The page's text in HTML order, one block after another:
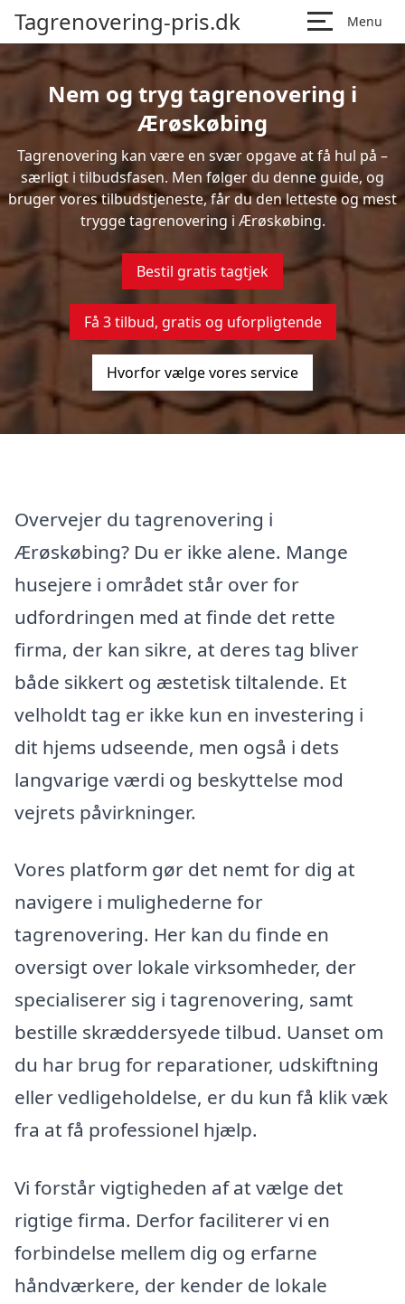
Tagrenovering-pris.dk Menu
Nem og tryg tagrenovering i
Ærøskøbing
Tagrenovering kan være en svær opgave at få hul på –
særligt i tilbudsfasen. Men følger du denne guide, og
bruger vores tilbudstjeneste, får du den letteste og mest
trygge tagrenovering i Ærøskøbing.
Bestil gratis tagtjek
Få 3 tilbud, gratis og uforpligtende
Hvorfor vælge vores service
Overvejer du tagrenovering i
Ærøskøbing? Du er ikke alene. Mange
husejere i området står over for
udfordringen med at finde det rette
firma, der kan sikre, at deres tag bliver
både sikkert og æstetisk tiltalende. Et
velholdt tag er ikke kun en investering i
dit hjems udseende, men også i dets
langvarige værdi og beskyttelse mod
vejrets påvirkninger.
Vores platform gør det nemt for dig at
navigere i mulighederne for
tagrenovering. Her kan du finde en
oversigt over lokale virksomheder, der
specialiserer sig i tagrenovering, samt
bestille skræddersyede tilbud. Uanset om
du har brug for reparationer, udskiftning
eller vedligeholdelse, er du kun få klik væk
fra at få professionel hjælp.
Vi forstår vigtigheden af at vælge det
rigtige firma. Derfor faciliterer vi en
forbindelse mellem dig og erfarne
håndværkere, der kender de lokale